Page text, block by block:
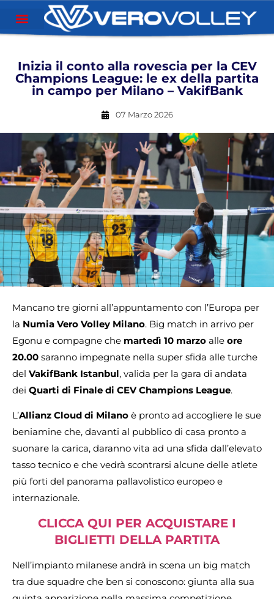
Inizia il conto alla rovescia per la CEV
Champions League: le ex della partita
in campo per Milano – VakifBank
07 Marzo 2026
Mancano tre giorni all’appuntamento con l’Europa per
la Numia Vero Volley Milano. Big match in arrivo per
Egonu e compagne che martedì 10 marzo alle ore
20.00 saranno impegnate nella super sfida alle turche
del VakifBank Istanbul, valida per la gara di andata
dei Quarti di Finale di CEV Champions League.
L’Allianz Cloud di Milano è pronto ad accogliere le sue
beniamine che, davanti al pubblico di casa pronto a
suonare la carica, daranno vita ad una sfida dall’elevato
tasso tecnico e che vedrà scontrarsi alcune delle atlete
più forti del panorama pallavolistico europeo e
internazionale.
CLICCA QUI PER ACQUISTARE I
BIGLIETTI DELLA PARTITA
Nell’impianto milanese andrà in scena un big match
tra due squadre che ben si conoscono: giunta alla sua